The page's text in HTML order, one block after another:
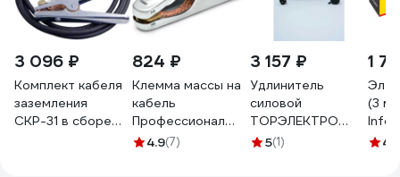
3 096 ₽
Комплект кабеля
заземления
СКР-31 в сборе
824 ₽
Клемма массы на
кабель
Профессионал
500А 99012
4.9(7)
3 157 ₽
Удлинитель
силовой
ТОРЭЛЕКТРО
ГОСТ КГ 6500 Вт,
5(1)
1
(3
4.8